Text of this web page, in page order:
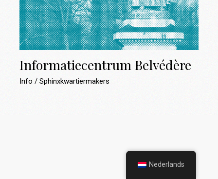
Informatiecentrum Belvédère
Info Sphinxkwartiermakers
Nederlands